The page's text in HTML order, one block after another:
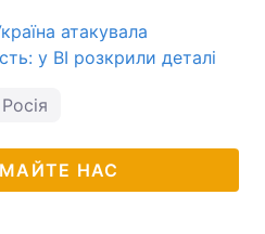
атакувала
у BI розкрили деталі
Росія
НАС